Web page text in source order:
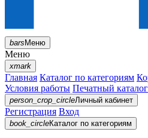
barsМеню
Меню
xmark
Главная Каталог по категориям
Условия работы Печатный каталог
person_crop_circleЛичный кабинет
Регистрация Вход
book_circleКаталог по категориям